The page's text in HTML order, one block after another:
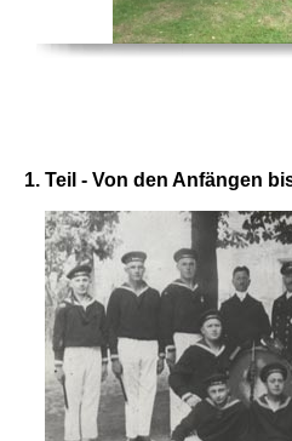
1. Teil - Von den Anfängen